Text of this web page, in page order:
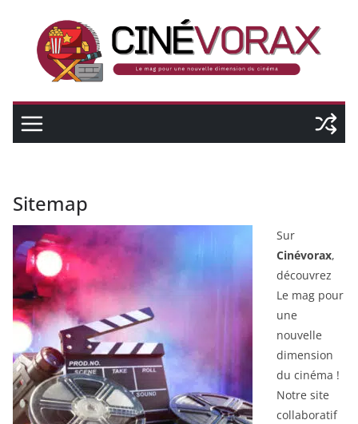
contenu
Sitemap
Sur
Cinévorax,
découvrez
Le mag pour
une
nouvelle
dimension
du cinéma !
Notre site
collaboratif